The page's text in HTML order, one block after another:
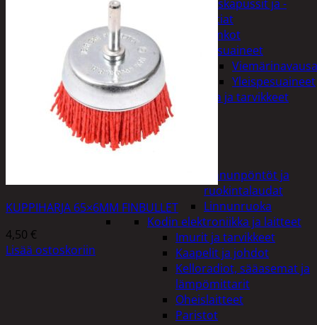
Roskapussit ja -
astiat
Sankot
Pesuaineet
Yleispesuaineet
Eläintenruoka ja tarvikkeet
Linnunpöntöt ja
ruokintalaudat
Linnunruoka
Kodin elektroniikka ja laitteet
Imurit ja tarvikkeet
Kaapelit ja johdot
Kelloradiot, sääasemat ja
lämpömittarit
Oheislaitteet
Paristot
KUPPIHARJA 65×6MM FINBULLET
4,50 €
Lisää ostoskoriin